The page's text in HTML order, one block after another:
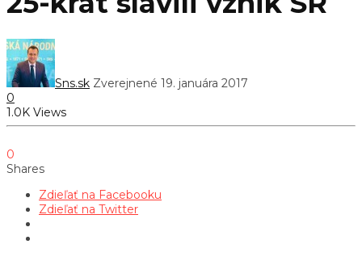
Sns.sk Zverejnené 19. januára 2017
0
1.0K Views
0
Shares
Zdieľať na Facebooku
Zdieľať na Twitter